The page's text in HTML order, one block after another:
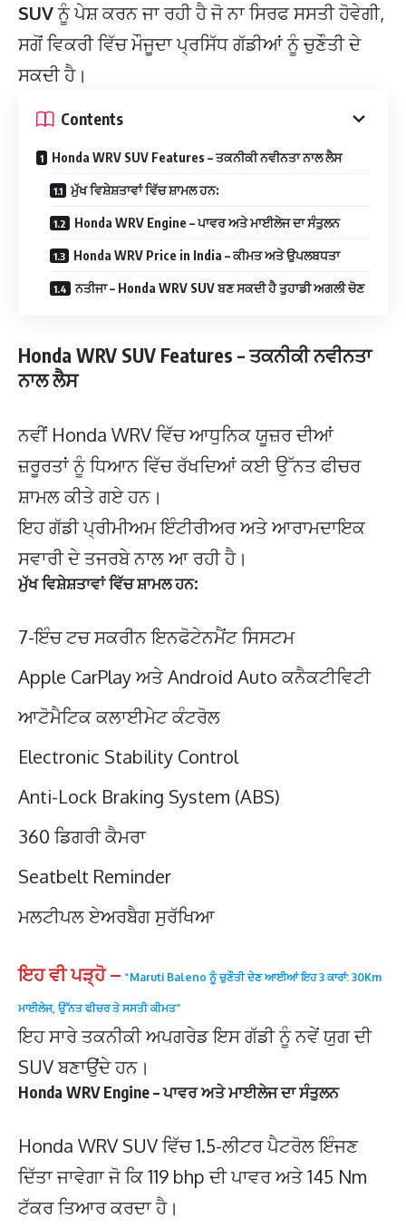
SUVਨੂੰ ਪੇਸ਼ ਕਰਨ ਜਾ ਰਹੀ ਹੈ ਜੋ ਨਾ ਸਿਰਫ ਸਸਤੀ ਹੋਵੇਗੀ,
ਸਗੋਂ ਵਿਕਰੀ ਵਿੱਚ ਮੌਜੂਦਾ ਪ੍ਰਸਿੱਧ ਗੱਡੀਆਂ ਨੂੰ ਚੁਣੌਤੀ ਦੇ
ਸਕਦੀ ਹੈ।
Contents
Honda WRV SUV Features – ਤਕਨੀਕੀ ਨਵੀਨਤਾ ਨਾਲ ਲੈਸ
ਮੁੱਖ ਵਿਸ਼ੇਸ਼ਤਾਵਾਂ ਵਿੱਚ ਸ਼ਾਮਲ ਹਨ:
Honda WRV Engine – ਪਾਵਰ ਅਤੇ ਮਾਈਲੇਜ ਦਾ ਸੰਤੁਲਨ
Honda WRV Price in India – ਕੀਮਤ ਅਤੇ ਉਪਲਬਧਤਾ
ਨਤੀਜਾ – Honda WRV SUV ਬਣ ਸਕਦੀ ਹੈ ਤੁਹਾਡੀ ਅਗਲੀ ਚੋਣ
Honda WRV SUV Features – ਤਕਨੀਕੀ ਨਵੀਨਤਾ
ਨਾਲ ਲੈਸ
ਨਵੀਂ Honda WRV ਵਿੱਚ ਆਧੁਨਿਕ ਯੂਜ਼ਰ ਦੀਆਂ
ਜ਼ਰੂਰਤਾਂ ਨੂੰ ਧਿਆਨ ਵਿੱਚ ਰੱਖਦਿਆਂ ਕਈ ਉੱਨਤ ਫੀਚਰ
ਸ਼ਾਮਲ ਕੀਤੇ ਗਏ ਹਨ।
ਇਹ ਗੱਡੀ ਪ੍ਰੀਮੀਅਮ ਇੰਟੀਰੀਅਰ ਅਤੇ ਆਰਾਮਦਾਇਕ
ਸਵਾਰੀ ਦੇ ਤਜਰਬੇ ਨਾਲ ਆ ਰਹੀ ਹੈ।
ਮੁੱਖ ਵਿਸ਼ੇਸ਼ਤਾਵਾਂ ਵਿੱਚ ਸ਼ਾਮਲ ਹਨ:
7-ਇੰਚ ਟਚ ਸਕਰੀਨ ਇਨਫੋਟੇਨਮੈਂਟ ਸਿਸਟਮ
Apple CarPlay ਅਤੇ Android Auto ਕਨੈਕਟੀਵਿਟੀ
ਆਟੋਮੈਟਿਕ ਕਲਾਈਮੇਟ ਕੰਟਰੋਲ
Electronic Stability Control
Anti-Lock Braking System (ABS)
360 ਡਿਗਰੀ ਕੈਮਰਾ
Seatbelt Reminder
ਮਲਟੀਪਲ ਏਅਰਬੈਗ ਸੁਰੱਖਿਆ
ਇਹ ਵੀ ਪੜ੍ਹੋ – “Maruti Baleno ਨੂੰ ਚੁਣੌਤੀ ਦੇਣ ਆਈਆਂ ਇਹ 3 ਕਾਰਾਂ: 30Km
ਮਾਈਲੇਜ, ਉੱਨਤ ਫੀਚਰ ਤੇ ਸਸਤੀ ਕੀਮਤ”
ਇਹ ਸਾਰੇ ਤਕਨੀਕੀ ਅਪਗਰੇਡ ਇਸ ਗੱਡੀ ਨੂੰ ਨਵੇਂ ਯੁਗ ਦੀ
SUV ਬਣਾਉਂਦੇ ਹਨ।
Honda WRV Engine – ਪਾਵਰ ਅਤੇ ਮਾਈਲੇਜ ਦਾ ਸੰਤੁਲਨ
Honda WRV SUV ਵਿੱਚ 1.5-ਲੀਟਰ ਪੈਟਰੋਲ ਇੰਜਣ
ਦਿੱਤਾ ਜਾਵੇਗਾ ਜੋ ਕਿ 119 bhp ਦੀ ਪਾਵਰ ਅਤੇ 145 Nm
ਟੱਕਰ ਤਿਆਰ ਕਰਦਾ ਹੈ।